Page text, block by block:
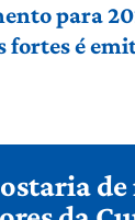
para
é
de